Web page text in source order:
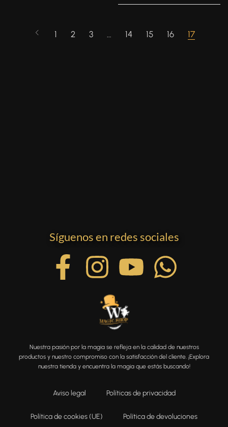
1 2 3 … 14 15 16 17
Síguenos en redes sociales
Nuestra pasión por la magia se refleja en la calidad de nuestros
productos y nuestro compromiso con la satisfacción del cliente. ¡Explora
nuestra tienda y encuentra la magia que estás buscando!
Aviso legal Políticas de privacidad
Política de cookies (UE) Política de devoluciones